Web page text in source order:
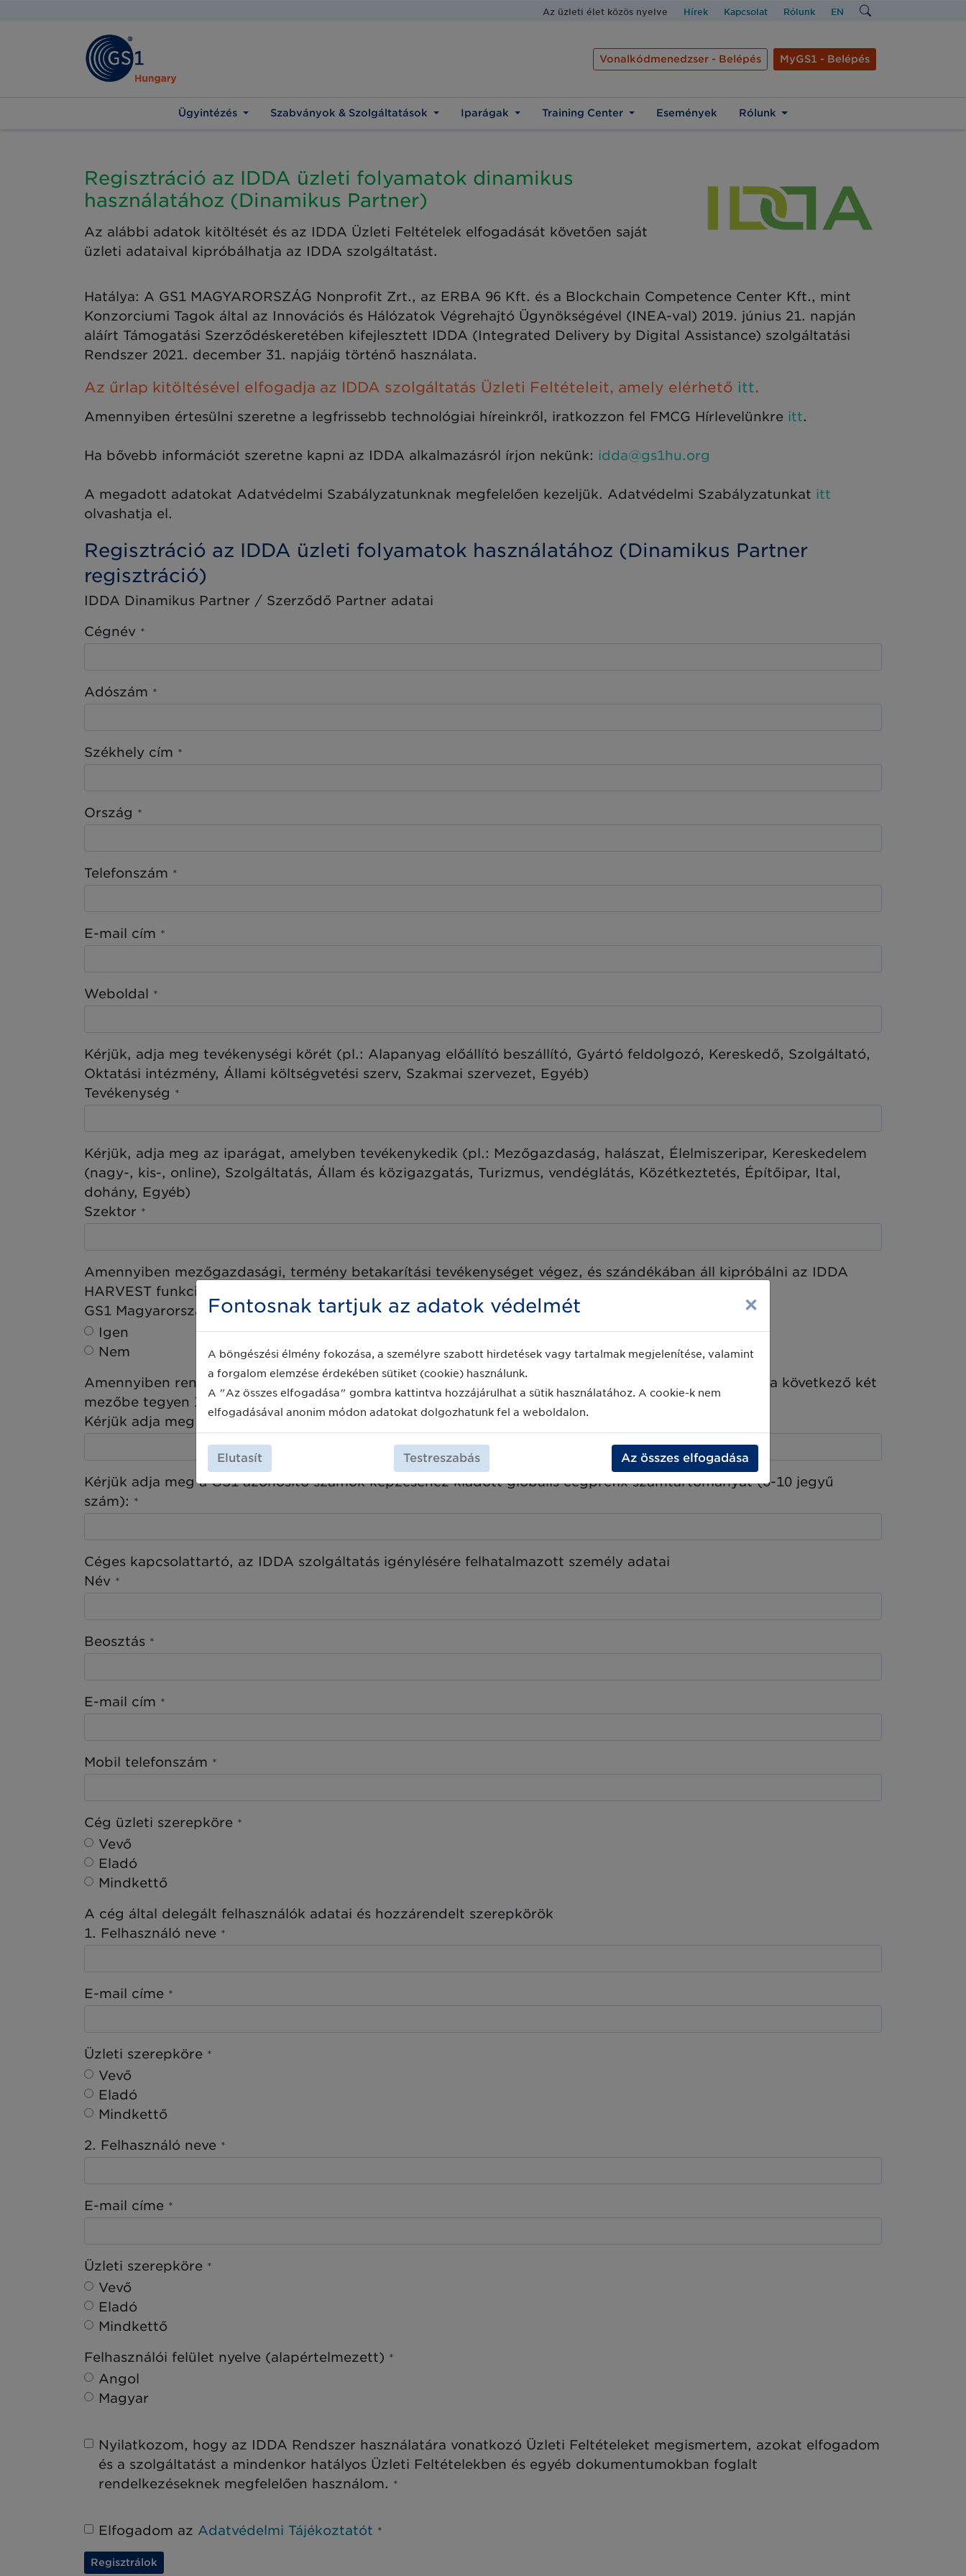
Az üzleti élet közös nyelve Hírek Kapcsolat Rólunk EN
Vonalkódmenedzser - Belépés MyGS1 - Belépés
Ügyintézés Szabványok & Szolgáltatások Iparágak Training Center Események Rólunk
Regisztráció az IDDA üzleti folyamatok dinamikus
használatához (Dinamikus Partner)
Az alábbi adatok kitöltését és az IDDA Üzleti Feltételek elfogadását követően saját
üzleti adataival kipróbálhatja az IDDA szolgáltatást.
Hatálya: A GS1 MAGYARORSZÁG Nonprofit Zrt., az ERBA 96 Kft. és a Blockchain Competence Center Kft., mint
Konzorciumi Tagok által az Innovációs és Hálózatok Végrehajtó Ügynökségével (INEA-val) 2019. június 21. napján
aláírt Támogatási Szerződéskeretében kifejlesztett IDDA (Integrated Delivery by Digital Assistance) szolgáltatási
Rendszer 2021. december 31. napjáig történő használata.
Az űrlap kitöltésével elfogadja az IDDA szolgáltatás Üzleti Feltételeit, amely elérhető itt.
Amennyiben értesülni szeretne a legfrissebb technológiai híreinkről, iratkozzon fel FMCG Hírlevelünkre itt.
Ha bővebb információt szeretne kapni az IDDA alkalmazásról írjon nekünk: idda@gs1hu.org
A megadott adatokat Adatvédelmi Szabályzatunknak megfelelően kezeljük. Adatvédelmi Szabályzatunkat itt
olvashatja el.
Regisztráció az IDDA üzleti folyamatok használatához (Dinamikus Partner
regisztráció)
IDDA Dinamikus Partner / Szerződő Partner adatai
Cégnév *
Adószám *
Székhely cím *
Ország *
Telefonszám *
E-mail cím *
Weboldal *
Kérjük, adja meg tevékenységi körét (pl.: Alapanyag előállító beszállító, Gyártó feldolgozó, Kereskedő, Szolgáltató,
Oktatási intézmény, Állami költségvetési szerv, Szakmai szervezet, Egyéb)
Tevékenység *
Kérjük, adja meg az iparágat, amelyben tevékenykedik (pl.: Mezőgazdaság, halászat, Élelmiszeripar, Kereskedelem
(nagy-, kis-, online), Szolgáltatás, Állam és közigazgatás, Turizmus, vendéglátás, Közétkeztetés, Építőipar, Ital,
dohány, Egyéb)
Szektor *
Amennyiben mezőgazdasági, termény betakarítási tevékenységet végez, és szándékában áll kipróbálni az IDDA
HARVEST funkció mobil verzióját, kérjük jelezze az idda@erba.hu e-mail címre.
GS1 Magyarország partner / GS1 partner *
Igen
Nem
Amennyiben rendelkezik GS1 jogviszonnyal kérjük adja meg az alábbi GS1 adatokat. Ha nem, akkor a következő két
mezőbe tegyen X-et.
Kérjük adja meg 13 jegyű szervezetazonosító GLN számát
Kérjük adja meg a GS1 azonosító számok képzéséhez kiadott globális cégprefix számtartományát (6-10 jegyű
szám): *
Céges kapcsolattartó, az IDDA szolgáltatás igénylésére felhatalmazott személy adatai
Név *
Beosztás *
E-mail cím *
Mobil telefonszám *
Cég üzleti szerepköre *
Vevő
Eladó
Mindkettő
A cég által delegált felhasználók adatai és hozzárendelt szerepkörök
1. Felhasználó neve *
E-mail címe *
Üzleti szerepköre *
Vevő
Eladó
Mindkettő
2. Felhasználó neve *
E-mail címe *
Üzleti szerepköre *
Vevő
Eladó
Mindkettő
Felhasználói felület nyelve (alapértelmezett) *
Angol
Magyar
Nyilatkozom, hogy az IDDA Rendszer használatára vonatkozó Üzleti Feltételeket megismertem, azokat elfogadom
és a szolgáltatást a mindenkor hatályos Üzleti Feltételekben és egyéb dokumentumokban foglalt
rendelkezéseknek megfelelően használom. *
Elfogadom az Adatvédelmi Tájékoztatót *
Regisztrálok
Fontosnak tartjuk az adatok védelmét ×
A böngészési élmény fokozása, a személyre szabott hirdetések vagy tartalmak megjelenítése, valamint
a forgalom elemzése érdekében sütiket (cookie) használunk.
A "Az összes elfogadása" gombra kattintva hozzájárulhat a sütik használatához. A cookie-k nem
elfogadásával anonim módon adatokat dolgozhatunk fel a weboldalon.
Elutasít Testreszabás Az összes elfogadása